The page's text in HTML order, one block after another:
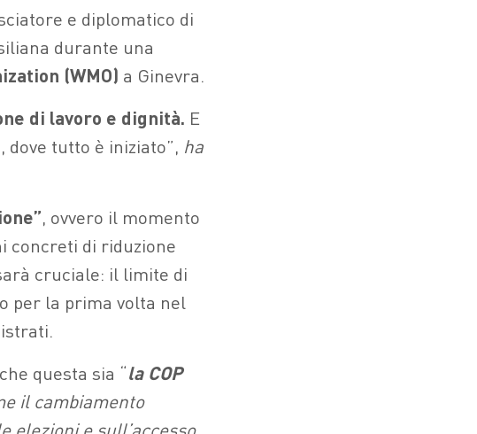
e diplomatico di
durante una
(WMO) a Ginevra.
di lavoro e dignità. E
dove tutto è iniziato”, ha
, ovvero il momento
concreti di riduzione
cruciale: il limite di
per la prima volta nel
questa sia “la COP
il cambiamento